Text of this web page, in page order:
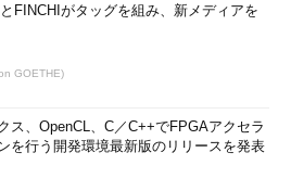
FINCHIがタッグを組み、新メディアを
GOETHE)
ス、OpenCL、C／C++でFPGAアクセラ
を行う開発環境最新版のリリースを発表